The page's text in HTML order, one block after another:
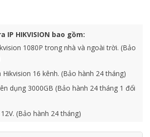
IP HIKVISION bao gồm:
1080P trong nhà và ngoài trời. (Bảo
16 kênh. (Bảo hành 24 tháng)
dụng 3000GB (Bảo hành 24 tháng 1 đổi
(Bảo hành 24 tháng)